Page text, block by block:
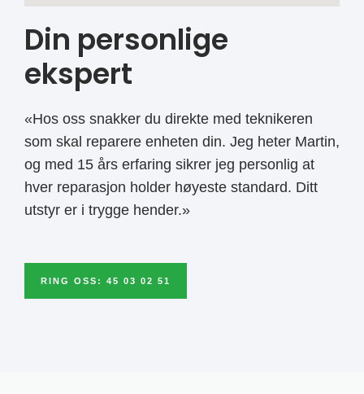
Din personlige
ekspert
«Hos oss snakker du direkte med teknikeren
som skal reparere enheten din. Jeg heter Martin,
og med 15 års erfaring sikrer jeg personlig at
hver reparasjon holder høyeste standard. Ditt
utstyr er i trygge hender.»
RING OSS: 45 03 02 51